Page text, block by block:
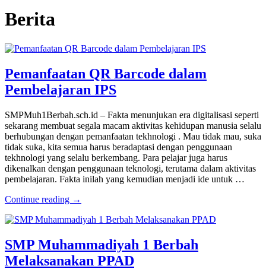
Berita
Pemanfaatan QR Barcode dalam
Pembelajaran IPS
SMPMuh1Berbah.sch.id – Fakta menunjukan era digitalisasi seperti
sekarang membuat segala macam aktivitas kehidupan manusia selalu
berhubungan dengan pemanfaatan tekhnologi . Mau tidak mau, suka
tidak suka, kita semua harus beradaptasi dengan penggunaan
tekhnologi yang selalu berkembang. Para pelajar juga harus
dikenalkan dengan penggunaan teknologi, terutama dalam aktivitas
pembelajaran. Fakta inilah yang kemudian menjadi ide untuk …
Continue reading →
SMP Muhammadiyah 1 Berbah
Melaksanakan PPAD